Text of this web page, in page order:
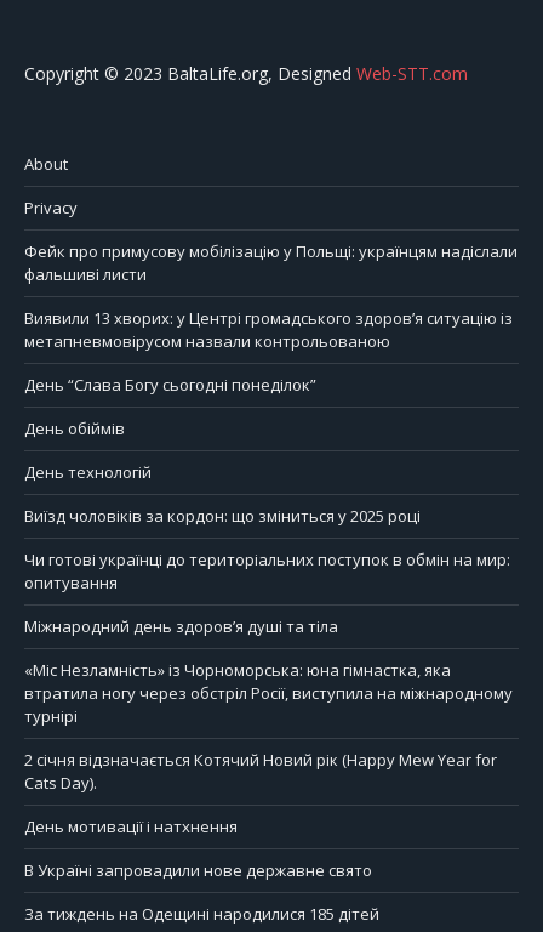
Copyright © 2023 BaltaLife.org, Designed Web-STT.com
About
Privacy
Фейк про примусову мобілізацію у Польщі: українцям надіслали
фальшиві листи
Виявили 13 хворих: у Центрі громадського здоров’я ситуацію із
метапневмовірусом назвали контрольованою
День “Слава Богу сьогодні понеділок”
День обіймів
День технологій
Виїзд чоловіків за кордон: що зміниться у 2025 році
Чи готові українці до територіальних поступок в обмін на мир:
опитування
Міжнародний день здоров’я душі та тіла
«Міс Незламність» із Чорноморська: юна гімнастка, яка
втратила ногу через обстріл Росії, виступила на міжнародному
турнірі
2 січня відзначається Котячий Новий рік (Happy Mew Year for
Cats Day).
День мотивації і натхнення
В Україні запровадили нове державне свято
За тиждень на Одещині народилися 185 дітей